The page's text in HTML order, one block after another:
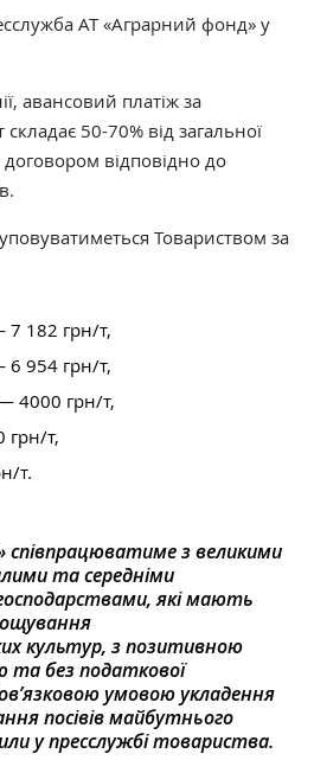
АТ «Аграрний фонд» у
авансовий платіж за
складає 50-70% від загальної
договором відповідно до
Товариством за
182 грн/т,
954 грн/т,
4000 грн/т,
т,
т.
співпрацюватиме з великими
та середніми
які мають
культур, з позитивною
та без податкової
умовою укладення
посівів майбутнього
у пресслужбі товариства.